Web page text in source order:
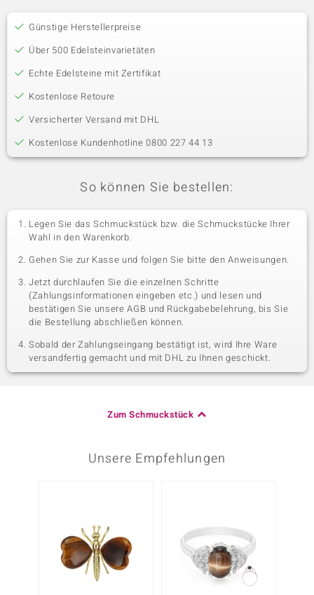
Günstige Herstellerpreise
Über 500 Edelsteinvarietäten
Echte Edelsteine mit Zertifikat
Kostenlose Retoure
Versicherter Versand mit DHL
Kostenlose Kundenhotline 0800 227 44 13
So können Sie bestellen:
Legen Sie das Schmuckstück bzw. die Schmuckstücke Ihrer
Wahl in den Warenkorb.
Gehen Sie zur Kasse und folgen Sie bitte den Anweisungen.
Jetzt durchlaufen Sie die einzelnen Schritte
(Zahlungsinformationen eingeben etc.) und lesen und
bestätigen Sie unsere AGB und Rückgabebelehrung, bis Sie
die Bestellung abschließen können.
Sobald der Zahlungseingang bestätigt ist, wird Ihre Ware
versandfertig gemacht und mit DHL zu Ihnen geschickt.
Zum Schmuckstück
Unsere Empfehlungen